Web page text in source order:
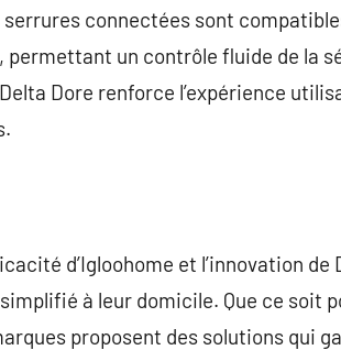
connectées sont
permettant un contrôle fluide de la
Dore renforce l’expérience
d’Igloohome et l’innovation
à leur domicile. Que ce soit
proposent des solutions qui